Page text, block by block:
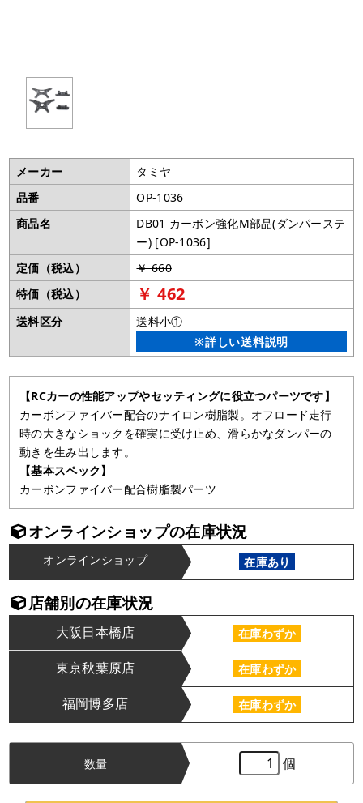
メーカー
タミヤ
品番
OP-1036
商品名
DB01 カーボン強化M部品(ダンパーステ
ー) [OP-1036]
定価（税込）
￥ 660
特価（税込）
￥ 462
送料区分
送料小①
※詳しい送料説明
【RCカーの性能アップやセッティングに役立つパーツです】
カーボンファイバー配合のナイロン樹脂製。オフロード走行
時の大きなショックを確実に受け止め、滑らかなダンパーの
動きを生み出します。
【基本スペック】
カーボンファイバー配合樹脂製パーツ
オンラインショップの在庫状況
オンラインショップ 在庫あり
店舗別の在庫状況
大阪日本橋店 在庫わずか
東京秋葉原店 在庫わずか
福岡博多店 在庫わずか
数量 個